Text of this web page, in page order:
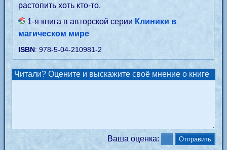
растопить хоть кто-то.
1-я книга в авторской серии Клиники в
магическом мире
ISBN: 978-5-04-210981-2
Читали? Оцените и выскажите своё мнение о книге
Ваша оценка: